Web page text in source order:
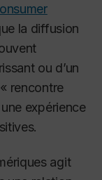
la diffusion
ou d’un
rencontre
expérience
agit